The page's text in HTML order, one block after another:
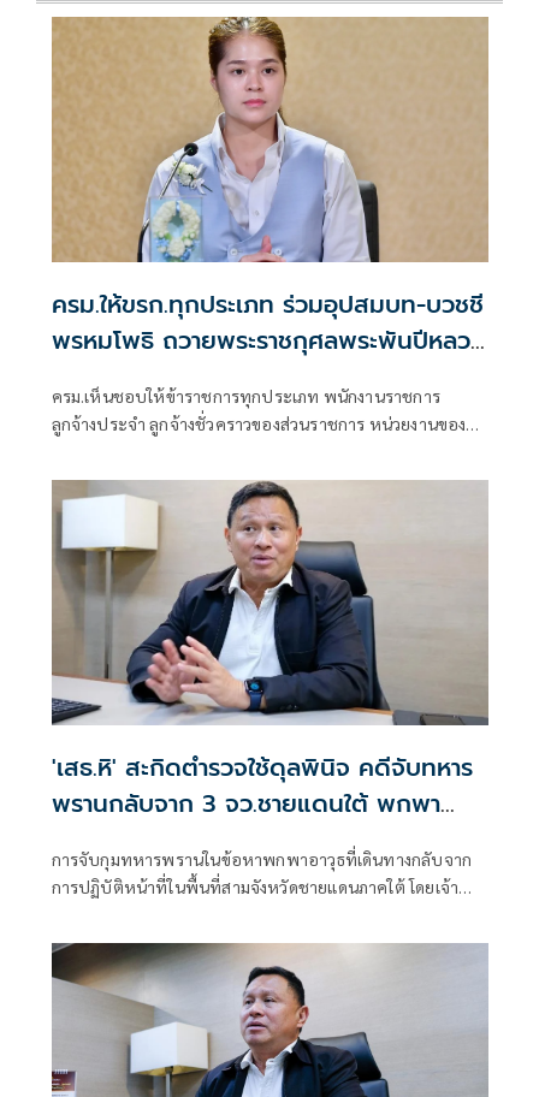
ครม.ให้ขรก.ทุกประเภท ร่วมอุปสมบท-บวชชี
พรหมโพธิ ถวายพระราชกุศลพระพันปีหลวง
ครม.เห็นชอบให้ข้าราชการทุกประเภท พนักงานราชการ
ลูกจ้างประจำ ลูกจ้างชั่วคราวของส่วนราชการ หน่วยงานของรัฐ
พรหมโพธิและปฏิบัติธรรม อุทิศถวายสมเด็จพระนางเจ้าสิริกิติ์
พระบรมราชินีนาถ พระบรมราชชนนีพันปีหลวง
'เสธ.หิ' สะกิดตำรวจใช้ดุลพินิจ คดีจับทหาร
พรานกลับจาก 3 จว.ชายแดนใต้ พกพา
การจับกุมทหารพรานในข้อหาพกพาอาวุธที่เดินทางกลับจาก
การปฏิบัติหน้าที่ในพื้นที่สามจังหวัดชายแดนภาคใต้ โดยเจ้า